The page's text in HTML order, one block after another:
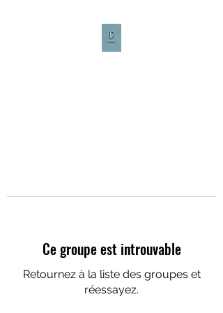
Ce groupe est introuvable
Retournez à la liste des groupes et
réessayez.